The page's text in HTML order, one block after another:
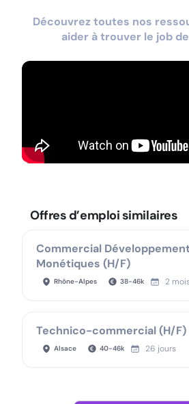
Découvrez toutes nos
aider à trouver le job
Offres d’emploi similaires
Commercial
Monétiques (H/F)
Rhône-Alpes 38-46k 2
Technico-commercial (H/F)
Alsace 40-46k 26 jours